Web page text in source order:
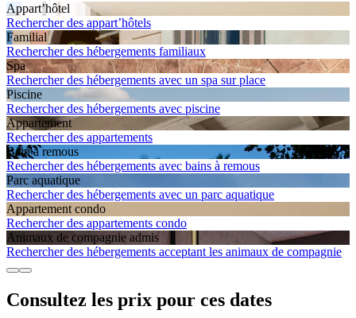
Appart’hôtel
Rechercher des appart’hôtels
Familial
Rechercher des hébergements familiaux
Spa
Rechercher des hébergements avec un spa sur place
Piscine
Rechercher des hébergements avec piscine
Apparte­ment
Rechercher des appartements
Bain à remous
Rechercher des hébergements avec bains à remous
Parc aquatique
Rechercher des hébergements avec un parc aquatique
Apparte­ment condo
Rechercher des appartements condo
Animaux de compagnie admis
Rechercher des hébergements acceptant les animaux de compagnie
Consultez les prix pour ces dates